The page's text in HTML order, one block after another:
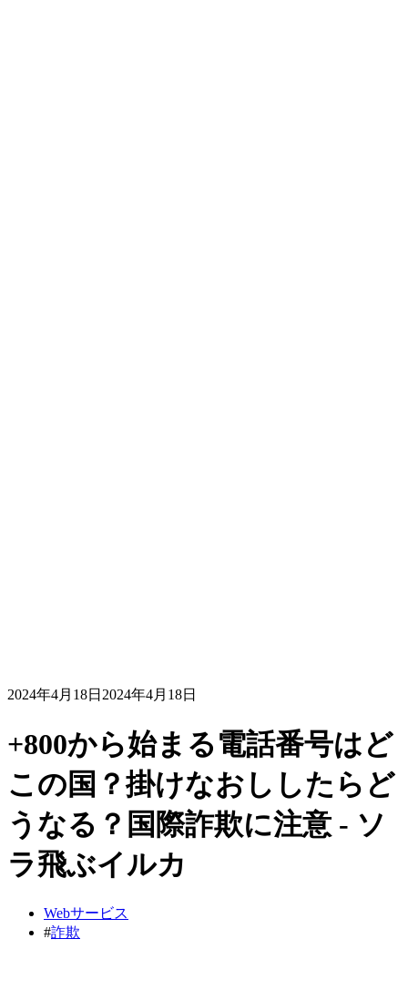
2024年4月18日 2024年4月18日
+800から始まる電話番号はど
この国？掛けなおししたらど
うなる？国際詐欺に注意 - ソ
ラ飛ぶイルカ
Webサービス
#詐欺